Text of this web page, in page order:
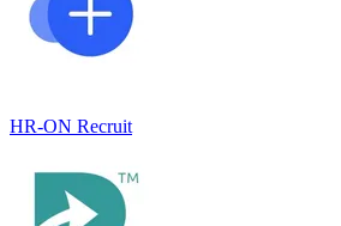
HR-ON Recruit